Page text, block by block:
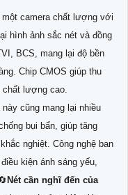
một camera chất lượng với
hình ảnh sắc nét và đồng
BCS, mang lại độ bền
Chip CMOS giúp thu
lượng cao.
cũng mang lại nhiều
bụi bẩn, giúp tăng
nghiệt. Công nghệ ban
kiện ánh sáng yếu,
Nét cần nghĩ đến của